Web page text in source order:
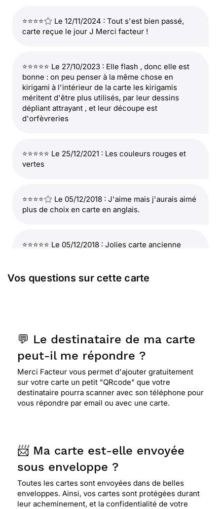
⭐⭐⭐⭐
Le 12/11/2024 : Tout s'est bien passé,
carte reçue le jour J Merci facteur !
⭐⭐⭐⭐⭐ Le 27/10/2023 : Elle flash , donc elle est
bonne : on peu penser à la même chose en
kirigami à l'intérieur de la carte les kirigamis
méritent d'être plus utilisés, par leur dessins
dépliant attrayant , et leur découpe est
d'orfèvreries
⭐⭐⭐⭐⭐ Le 25/12/2021 : Les couleurs rouges et
vertes
⭐⭐⭐⭐
Le 05/12/2018 : J'aime mais j'aurais aimé
plus de choix en carte en anglais.
⭐⭐⭐⭐⭐ Le 05/12/2018 : Jolies carte ancienne
⭐⭐⭐⭐ Le 18/11/2016 : Très belle carte ancienne
⭐⭐⭐⭐
Le 30/05/2016 : Les couleurs sont
apaisantes et si la carte est classique, elle est à
mille lieues des cartes débiles qui sont proposées
⭐⭐⭐⭐ Le 28/09/2015 : Plein de couleurs la joie
Vos questions sur cette carte
💬 Le destinataire de ma carte
peut-il me répondre ?
Merci Facteur vous permet d'ajouter gratuitement
sur votre carte un petit "QRcode" que votre
destinataire pourra scanner avec son téléphone pour
vous répondre par email ou avec une carte.
📨 Ma carte est-elle envoyée
sous enveloppe ?
Toutes les cartes sont envoyées dans de belles
enveloppes. Ainsi, vos cartes sont protégées durant
leur acheminement, et la confidentialité de votre